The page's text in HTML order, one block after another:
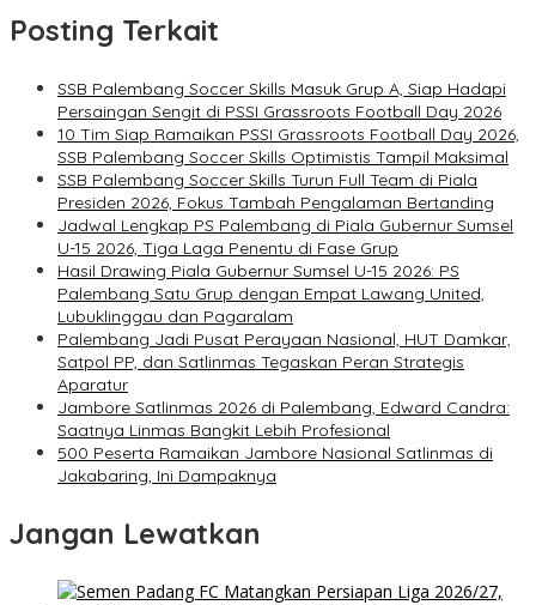
Posting Terkait
SSB Palembang Soccer Skills Masuk Grup A, Siap Hadapi
Persaingan Sengit di PSSI Grassroots Football Day 2026
10 Tim Siap Ramaikan PSSI Grassroots Football Day 2026,
SSB Palembang Soccer Skills Optimistis Tampil Maksimal
SSB Palembang Soccer Skills Turun Full Team di Piala
Presiden 2026, Fokus Tambah Pengalaman Bertanding
Jadwal Lengkap PS Palembang di Piala Gubernur Sumsel
U-15 2026, Tiga Laga Penentu di Fase Grup
Hasil Drawing Piala Gubernur Sumsel U-15 2026: PS
Palembang Satu Grup dengan Empat Lawang United,
Lubuklinggau dan Pagaralam
Palembang Jadi Pusat Perayaan Nasional, HUT Damkar,
Satpol PP, dan Satlinmas Tegaskan Peran Strategis
Aparatur
Jambore Satlinmas 2026 di Palembang, Edward Candra:
Saatnya Linmas Bangkit Lebih Profesional
500 Peserta Ramaikan Jambore Nasional Satlinmas di
Jakabaring, Ini Dampaknya
Jangan Lewatkan